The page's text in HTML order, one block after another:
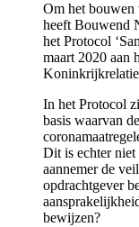
Om het bouwen
heeft Bouwend
het Protocol
maart 2020 aan
In het Protocol
basis waarvan
Dit is echter niet
aannemer de
opdrachtgever
bewijzen?